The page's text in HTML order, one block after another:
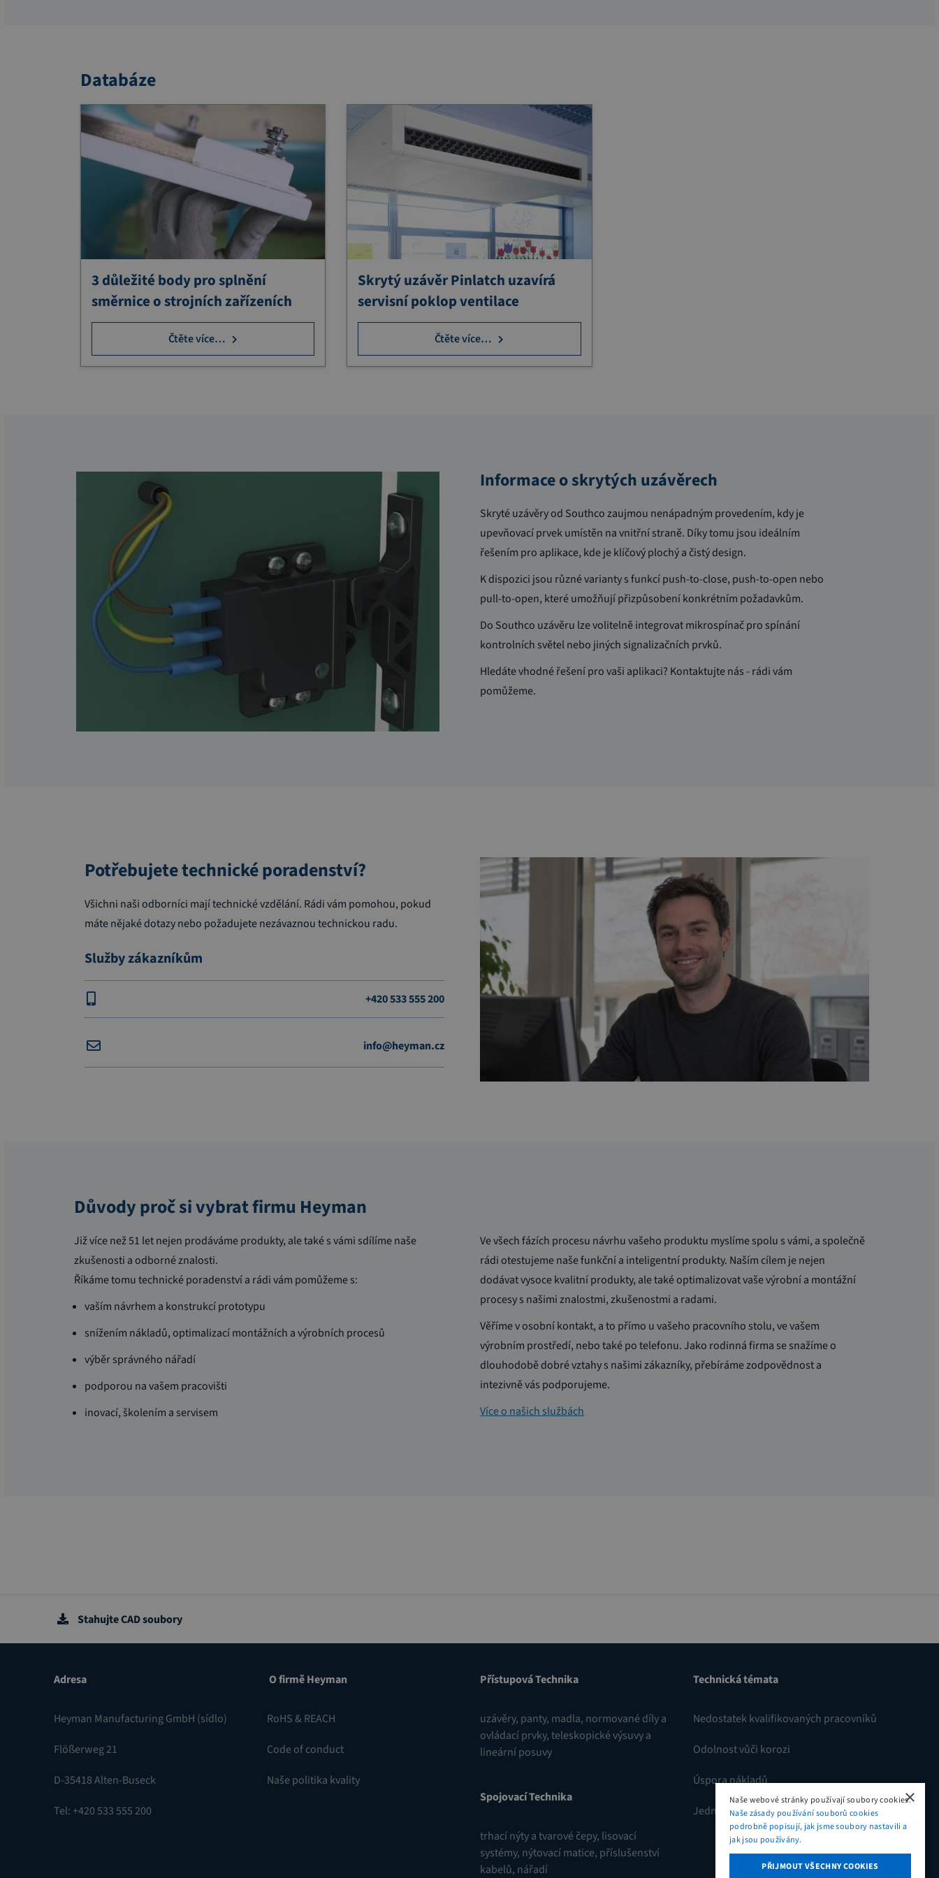
Databáze
3 důležité body pro splnění
směrnice o strojních zařízeních
Čtěte více…
Skrytý uzávěr Pinlatch uzavírá
servisní poklop ventilace
Čtěte více…
Informace o skrytých uzávěrech
Skryté uzávěry od Southco zaujmou nenápadným provedením, kdy je
upevňovací prvek umístěn na vnitřní straně. Díky tomu jsou ideálním
řešením pro aplikace, kde je klíčový plochý a čistý design.
K dispozici jsou různé varianty s funkcí push-to-close, push-to-open nebo
pull-to-open, které umožňují přizpůsobení konkrétním požadavkům.
Do Southco uzávěru lze volitelně integrovat mikrospínač pro spínání
kontrolních světel nebo jiných signalizačních prvků.
Hledáte vhodné řešení pro vaši aplikaci? Kontaktujte nás - rádi vám
pomůžeme.
Potřebujete technické poradenství?
Všichni naši odborníci mají technické vzdělání. Rádi vám pomohou, pokud
máte nějaké dotazy nebo požadujete nezávaznou technickou radu.
Služby zákazníkům
+420 533 555 200
info@heyman.cz
Důvody proč si vybrat firmu Heyman
Již více než 51 let nejen prodáváme produkty, ale také s vámi sdílíme naše
zkušenosti a odborné znalosti.
Říkáme tomu technické poradenství a rádi vám pomůžeme s:
vaším návrhem a konstrukcí prototypu
snížením nákladů, optimalizací montážních a výrobních procesů
výběr správného nářadí
podporou na vašem pracovišti
inovací, školením a servisem
Ve všech fázích procesu návrhu vašeho produktu myslíme spolu s vámi, a společně
rádi otestujeme naše funkční a inteligentní produkty. Naším cílem je nejen
dodávat vysoce kvalitní produkty, ale také optimalizovat vaše výrobní a montážní
procesy s našimi znalostmi, zkušenostmi a radami.
Věříme v osobní kontakt, a to přímo u vašeho pracovního stolu, ve vašem
výrobním prostředí, nebo také po telefonu. Jako rodinná firma se snažíme o
dlouhodobě dobré vztahy s našimi zákazníky, přebíráme zodpovědnost a
intezivně vás podporujeme.
Více o našich službách
Stahujte CAD soubory
Adresa
Heyman Manufacturing GmbH (sídlo)
Flößerweg 21
D-35418 Alten-Buseck
Tel: +420 533 555 200
O firmě Heyman
RoHS & REACH
Code of conduct
Naše politika kvality
Přístupová Technika
uzávěry, panty, madla, normované díly a
ovládací prvky,teleskopické výsuvy a
lineární posuvy
Spojovací Technika
trhací nýty a tvarové čepy, lisovací
systémy, nýtovací matice, příslušenství
kabelů, nářadí
Technická témata
Nedostatek kvalifikovaných pracovníků
Odolnost vůči korozi
Úspora nákladů
Jednoduchá montáž
×
Naše webové stránky používají soubory cookies.
Naše zásady používání souborů cookies
podrobně popisují, jak jsme soubory nastavili a
jak jsou používány.
PŘIJMOUT VŠECHNY COOKIES